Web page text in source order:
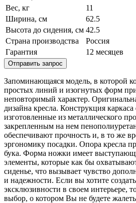
Вес, кг
11
Ширина, см
62.5
Высота до сидения, см 42.5
Страна производства
Россия
Гарантия
12 месяцев
Отправить запрос
Запоминающаяся модель, в которой
простых линий и изогнутых форм
неповторимый характер.
дизайна кресла. Конструкция
изготовленные из металлического
закрепленным на нем
обеспечивают прочность и, в то же
эргономику посадки. Опора кресла
бука. Форма ножки имеет
элементы, которые как бы
сиденье, что вызывает чувство
и надежности. Если вы хотите
эксклюзивности в своем интерьере,
выбор, о котором Вы не будете